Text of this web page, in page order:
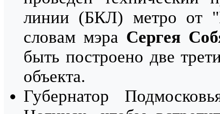
линии (БКЛ) метро от
словам мэра Сергея
быть построено две
объекта.
Губернатор